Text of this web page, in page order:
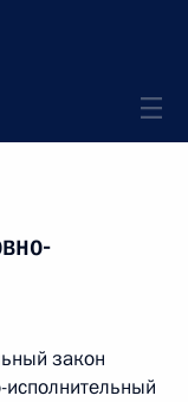
закон